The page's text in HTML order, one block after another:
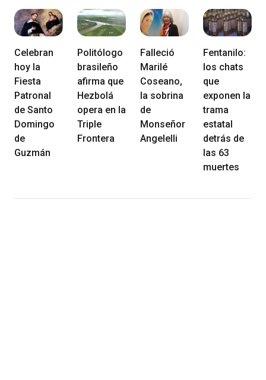
Celebran
hoy la
Fiesta
Patronal
de Santo
Domingo
de
Guzmán
Politólogo
brasileño
afirma que
Hezbolá
opera en la
Triple
Frontera
Falleció
Marilé
Coseano,
la sobrina
de
Monseñor
Angelelli
Fentanilo:
los chats
que
exponen la
trama
estatal
detrás de
las 63
muertes